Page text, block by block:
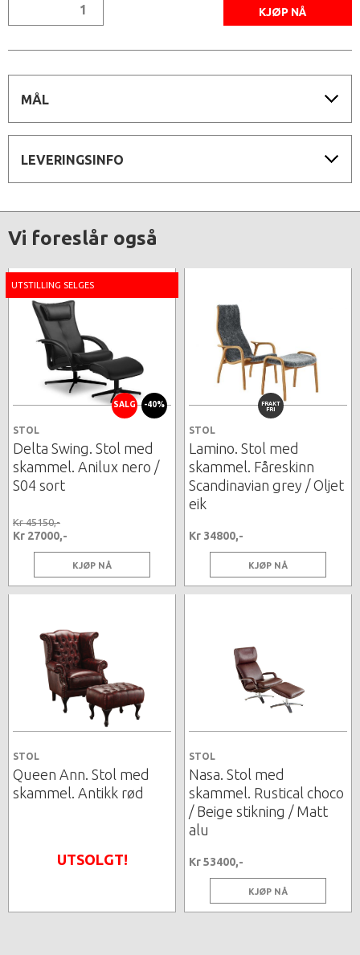
MÅL
LEVERINGSINFO
Vi foreslår også
UTSTILLING SELGES
SALG -40%
STOL
Delta Swing. Stol med
skammel. Anilux nero /
S04 sort
Kr 45150,-
Kr 27000,-
KJØP NÅ
FRAKT
FRI
STOL
Lamino. Stol med
skammel. Fåreskinn
Scandinavian grey / Oljet
eik
Kr 34800,-
KJØP NÅ
STOL
Queen Ann. Stol med
skammel. Antikk rød
UTSOLGT!
STOL
Nasa. Stol med
skammel. Rustical choco
/ Beige stikning / Matt
alu
Kr 53400,-
KJØP NÅ